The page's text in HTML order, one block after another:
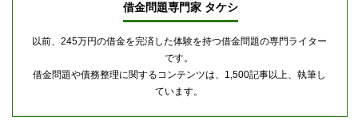
借金問題専門家 タケシ
以前、245万円の借金を完済した体験を持つ借金問題の専門ライター
です。
借金問題や債務整理に関するコンテンツは、1,500記事以上、執筆し
ています。